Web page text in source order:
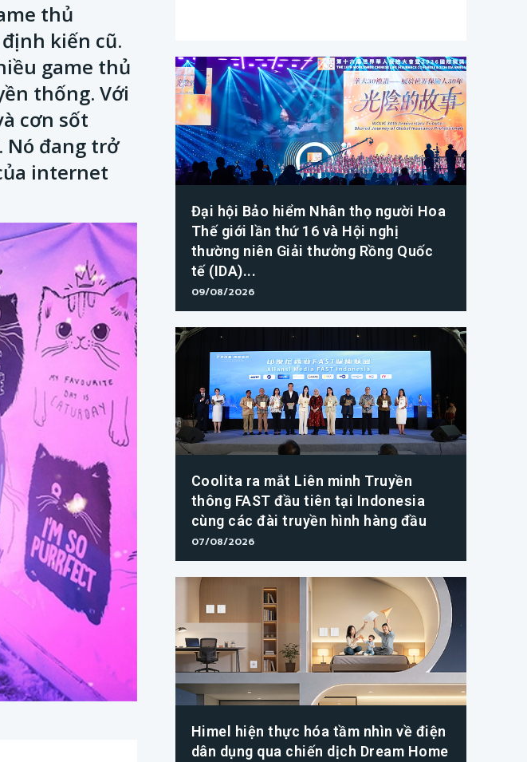
thủ
kiến cũ.
game thủ
thống. Với
cơn sốt
Nó đang trở
internet
Đại hội Bảo hiểm Nhân thọ người Hoa
Thế giới lần thứ 16 và Hội nghị
thường niên Giải thưởng Rồng Quốc
tế (IDA)...
09/08/2026
Coolita ra mắt Liên minh Truyền
thông FAST đầu tiên tại Indonesia
cùng các đài truyền hình hàng đầu
07/08/2026
Himel hiện thực hóa tầm nhìn về điện
dân dụng qua chiến dịch Dream Home